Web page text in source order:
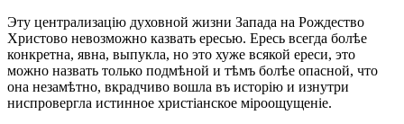
Эту централизацію духовной жизни Запада на Рождество
Христово невозможно казвать ересью. Ересь всегда болѣе
конкретна, явна, выпукла, но это хуже всякой ереси, это
можно назвать только подмѣной и тѣмъ болѣе опасной, что
она незамѣтно, вкрадчиво вошла въ исторію и изнутри
ниспровергла истинное христіанское міроощущеніе.